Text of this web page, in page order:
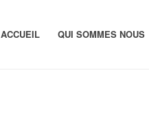
ACCUEIL QUI SOMMES NOUS